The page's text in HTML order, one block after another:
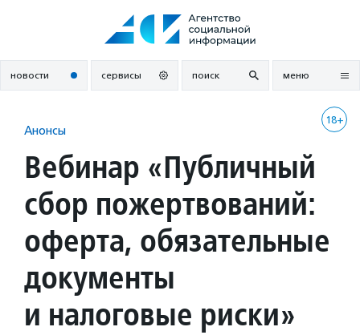
новости сервисы поиск меню
18+
Анонсы
Вебинар «Публичный
сбор пожертвований:
оферта, обязательные
документы
и налоговые риски»